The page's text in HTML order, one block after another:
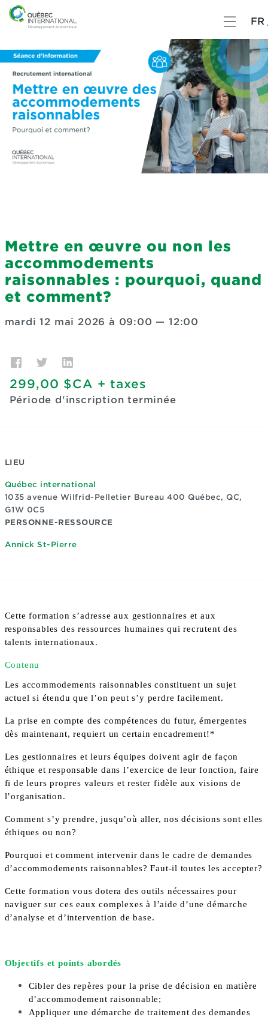
FR
Mettre en œuvre ou non les
accommodements
raisonnables : pourquoi, quand
et comment?
mardi 12 mai 2026 à 09:00 — 12:00
299,00 $CA + taxes
Période d'inscription terminée
LIEU
Québec international
1035 avenue Wilfrid-Pelletier Bureau 400 Québec, QC,
G1W 0C5
PERSONNE-RESSOURCE
Annick St-Pierre
Cette formation s’adresse aux gestionnaires et aux
responsables des ressources humaines qui recrutent des
talents internationaux.
Contenu
Les accommodements raisonnables constituent un sujet
actuel si étendu que l’on peut s’y perdre facilement.
La prise en compte des compétences du futur, émergentes
dès maintenant, requiert un certain encadrement!*
Les gestionnaires et leurs équipes doivent agir de façon
éthique et responsable dans l’exercice de leur fonction, faire
fi de leurs propres valeurs et rester fidèle aux visions de
l’organisation.
Comment s’y prendre, jusqu’où aller, nos décisions sont elles
éthiques ou non?
Pourquoi et comment intervenir dans le cadre de demandes
d’accommodements raisonnables? Faut-il toutes les accepter?
Cette formation vous dotera des outils nécessaires pour
naviguer sur ces eaux complexes à l’aide d’une démarche
d’analyse et d’intervention de base.
Objectifs et points abordés
Cibler des repères pour la prise de décision en matière
d’accommodement raisonnable;
Appliquer une démarche de traitement des demandes